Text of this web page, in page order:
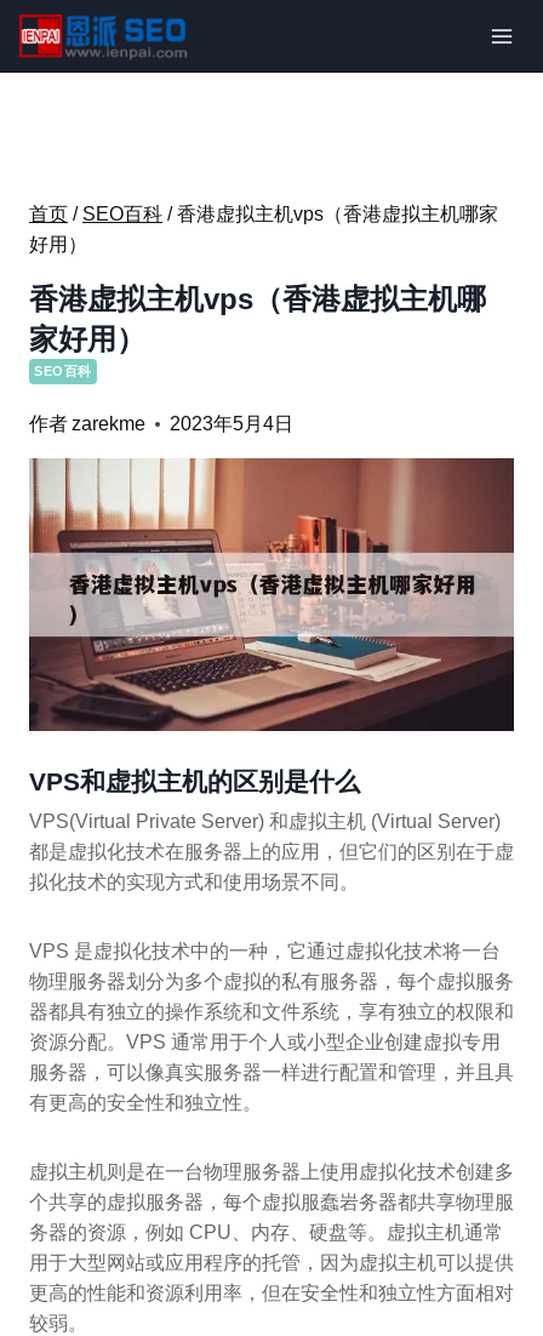
内
首页 / SEO百科 / 香港虚拟主机vps（香港虚拟主机哪家
好用）
香港虚拟主机vps（香港虚拟主机哪
家好用）
SEO百科
作者zarekme 2023年5月4日
VPS和虚拟主机的区别是什么
VPS(Virtual Private Server) 和虚拟主机 (Virtual Server)
都是虚拟化技术在服务器上的应用，但它们的区别在于虚
拟化技术的实现方式和使用场景不同。
VPS 是虚拟化技术中的一种，它通过虚拟化技术将一台
物理服务器划分为多个虚拟的私有服务器，每个虚拟服务
器都具有独立的操作系统和文件系统，享有独立的权限和
资源分配。VPS 通常用于个人或小型企业创建虚拟专用
服务器，可以像真实服务器一样进行配置和管理，并且具
有更高的安全性和独立性。
虚拟主机则是在一台物理服务器上使用虚拟化技术创建多
个共享的虚拟服务器，每个虚拟服蠢岩务器都共享物理服
务器的资源，例如 CPU、内存、硬盘等。虚拟主机通常
用于大型网站或应用程序的托管，因为虚拟主机可以提供
更高的性能和资源利用率，但在安全性和独立性方面相对
较弱。